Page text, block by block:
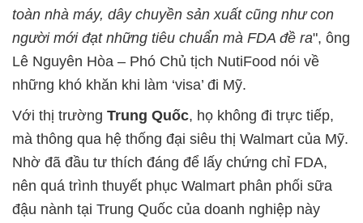
toàn nhà máy, dây chuyền sản xuất cũng như con
người mới đạt những tiêu chuẩn mà FDA đề ra", ông
Lê Nguyên Hòa – Phó Chủ tịch NutiFood nói về
những khó khăn khi làm ‘visa’ đi Mỹ.
Với thị trường Trung Quốc, họ không đi trực tiếp,
mà thông qua hệ thống đại siêu thị Walmart của Mỹ.
Nhờ đã đầu tư thích đáng để lấy chứng chỉ FDA,
nên quá trình thuyết phục Walmart phân phối sữa
đậu nành tại Trung Quốc của doanh nghiệp này